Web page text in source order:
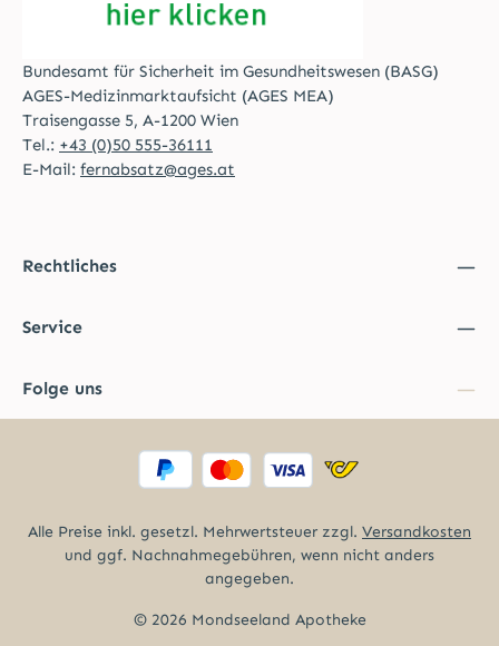
Bundesamt für Sicherheit im Gesundheitswesen (BASG)
AGES-Medizinmarktaufsicht (AGES MEA)
Traisengasse 5, A-1200 Wien
Tel.: +43 (0)50 555-36111
E-Mail: fernabsatz@ages.at
Rechtliches
Service
Folge uns
© 2026 Mondseeland Apotheke
Alle Preise inkl. gesetzl. Mehrwertsteuer zzgl. Versandkosten
und ggf. Nachnahmegebühren, wenn nicht anders
angegeben.